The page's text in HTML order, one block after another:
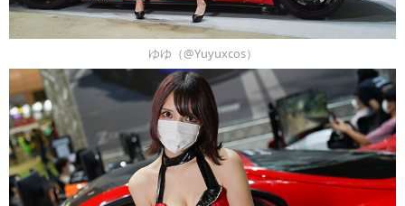
ゆゆ（@Yuyuxcos）